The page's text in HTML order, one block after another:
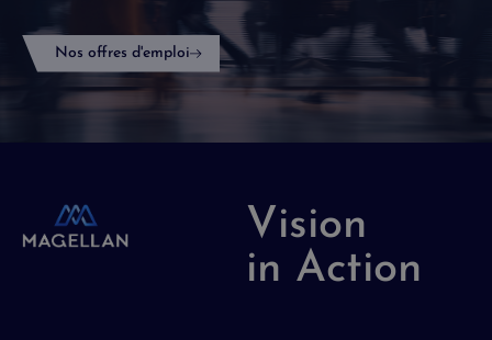
Nos offres d'emploi
Vision
in Action